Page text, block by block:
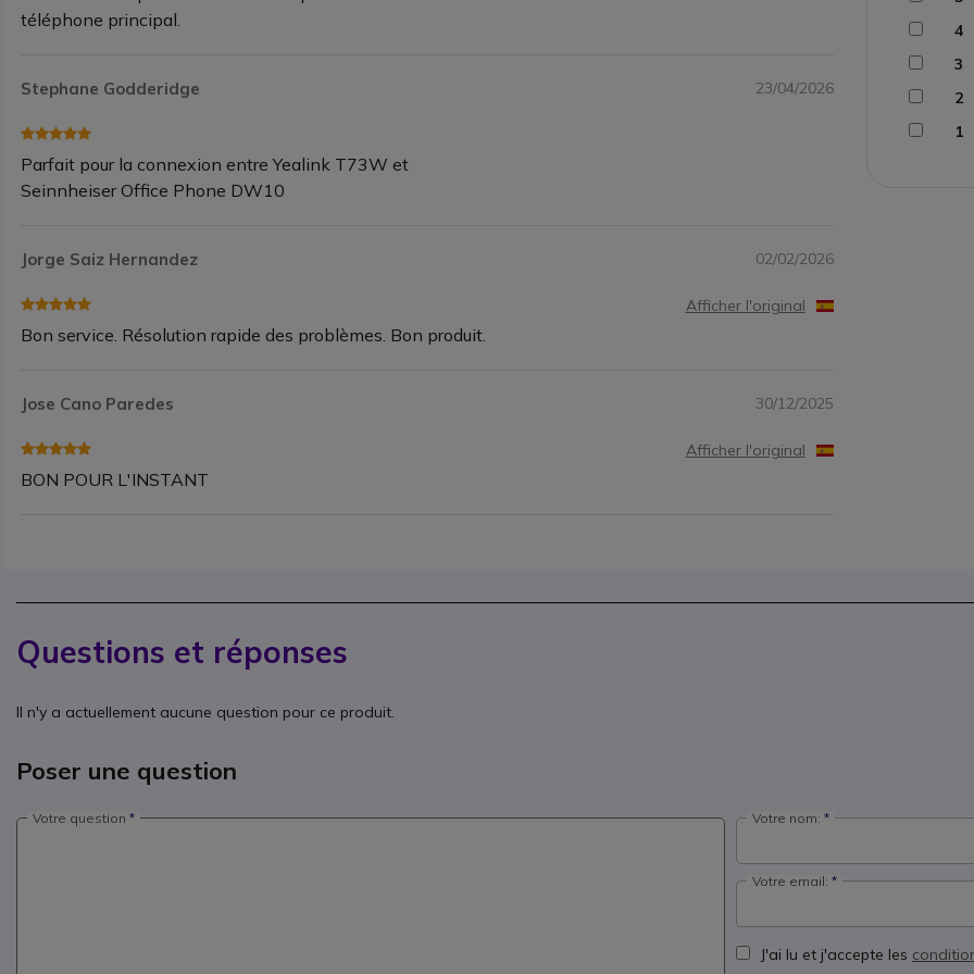
téléphone principal.
Stephane Godderidge 23/04/2026
Parfait pour la connexion entre Yealink T73W et
Seinnheiser Office Phone DW10
Jorge Saiz Hernandez 02/02/2026
Bon service. Résolution rapide des problèmes. Bon produit.
Afficher l'original
Jose Cano Paredes 30/12/2025
BON POUR L'INSTANT
Afficher l'original
4
3
2
1
Questions et réponses
Il n'y a actuellement aucune question pour ce produit.
Poser une question
Votre question Votre nom:
Votre email:
J'ai lu et j'accepte les